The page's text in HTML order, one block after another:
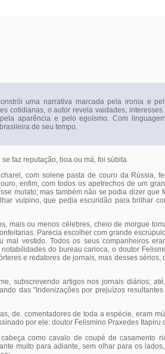
uma narrativa marcada pela ironia e
cotidianas, o autor revela vaidades,
aparência e pelo egoísmo. Com
de seu tempo.
faz reputação, boa ou má, foi súbita.
com solene pasta de couro da Rússia,
enfim, com todos os apetrechos de um
mulato; mas também não se podia dizer que
vulpino, que pedia escuridão para brilhar
mais ou menos célebres, cheio de morgue
Parecia escolher com grande
mal vestido. Todos os seus companheiros
do bureau carioca, o doutor
e redatores de jornais, mas desses sérios,
subscrevendo artigos nos jornais diários;
das "Indenizações por prejuízos
de. comentadores de toda a espécie, eram
por ele: doutor Felismino Praxedes Itapiru
como cavalo de coupé de casamento
muito para adiante, sem olhar para os